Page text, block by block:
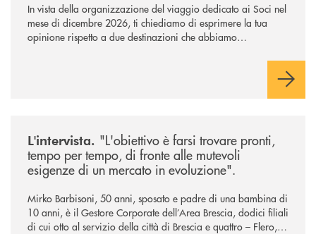
In vista della organizzazione del viaggio dedicato ai Soci nel
mese di dicembre 2026, ti chiediamo di esprimere la tua
opinione rispetto a due destinazioni che abbiamo
L'intervista. "L'obiettivo è farsi trovare pronti,
tempo per tempo, di fronte alle mutevoli
esigenze di un mercato in evoluzione".
Mirko Barbisoni, 50 anni, sposato e padre di una bambina di
10 anni, è il Gestore Corporate dell’Area Brescia, dodici filiali
di cui otto al servizio della città di Brescia e quattro – Flero,